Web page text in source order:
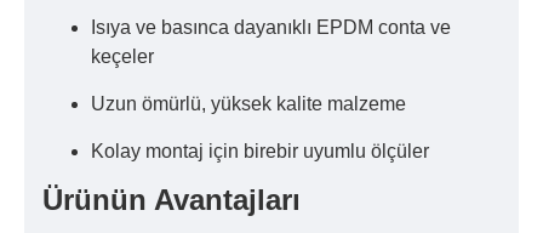
Isıya ve basınca dayanıklı EPDM conta ve
keçeler
Uzun ömürlü, yüksek kalite malzeme
Kolay montaj için birebir uyumlu ölçüler
Ürünün Avantajları